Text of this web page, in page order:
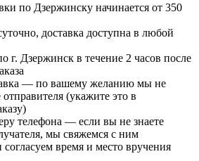
по Дзержинску начинается от 350
доставка доступна в любой
г. Дзержинск в течение 2 часов после
— по вашему желанию мы не
(укажите это в
телефона — если вы не знаете
мы свяжемся с ним
согласуем время и место вручения